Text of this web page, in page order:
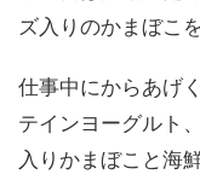
ズ入りのかまぼこ
仕事中にからあげ
テインヨーグルト
入りかまぼこと海